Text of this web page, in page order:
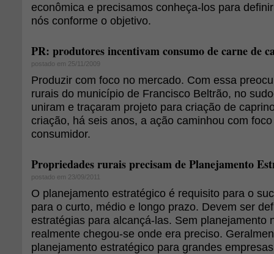
econômica e precisamos conheça-los para
nós conforme o objetivo.
PR: produtores incentivam consumo de carne de
postado em 25/11/2009
Produzir com foco no mercado. Com essa
rurais do município de Francisco Beltrão, no
uniram e traçaram projeto para criação de
criação, há seis anos, a ação caminhou com
consumidor.
Propriedades rurais precisam de Planejamento
postado em 23/09/2011
O planejamento estratégico é requisito para o
para o curto, médio e longo prazo. Devem ser
estratégias para alcançá-las. Sem planejamento
realmente chegou-se onde era preciso.
planejamento estratégico para grandes